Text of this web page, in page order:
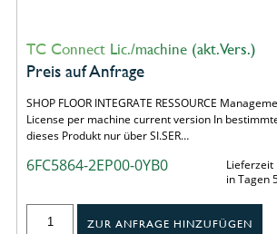
TC Connect Lic./machine (akt.Vers.)
Preis auf Anfrage
SHOP FLOOR INTEGRATE RESSOURCE
License per machine current version In
dieses Produkt nur über SI.SER…
6FC5864-2EP00-0YB0
Lieferzeit
in Tagen
ZUR ANFRAGE HINZUFÜGEN